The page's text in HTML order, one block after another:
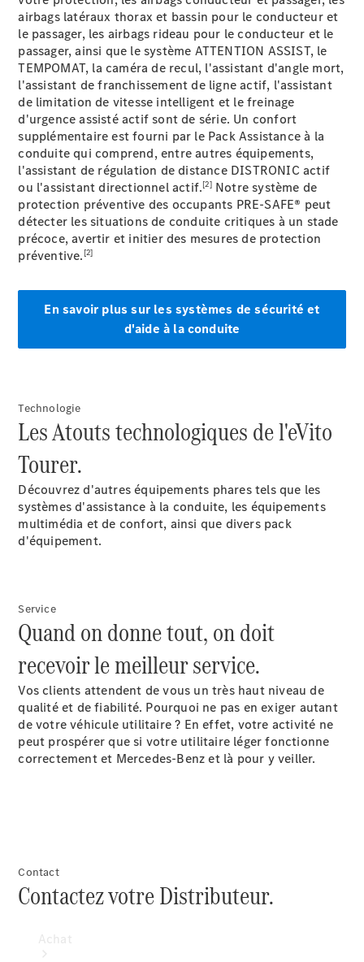
Cabine
simple
eSprinter
Plateau
Électrique
Configurez
votre
véhicule
Trouvez un
véhicule
neuf en
stock
eVito
eVito
Tourer
Configurez
votre
véhicule
Trouvez un
véhicule
Véhicules
particuliers
Configurez votre
véhicule
Trouvez un véhicule
neuf en stock
airbags latéraux thorax et bassin pour le conducteur et
le passager, les airbags rideau pour le conducteur et le
passager, ainsi que le système ATTENTION ASSIST, le
TEMPOMAT, la caméra de recul, l'assistant d'angle mort,
l'assistant de franchissement de ligne actif, l'assistant
de limitation de vitesse intelligent et le freinage
d'urgence assisté actif sont de série. Un confort
supplémentaire est fourni par le Pack Assistance à la
conduite qui comprend, entre autres équipements,
l'assistant de régulation de distance DISTRONIC actif
ou l'assistant directionnel actif.[2]Notre système de
protection préventive des occupants PRE-SAFE® peut
détecter les situations de conduite critiques à un stade
précoce, avertir et initier des mesures de protection
préventive. [2]
En savoir plus sur les systèmes de sécurité et
d'aide à la conduite
Technologie
Les Atouts technologiques de l'eVito
Tourer.
Découvrez d'autres équipements phares tels que les
systèmes d'assistance à la conduite, les équipements
multimédia et de confort, ainsi que divers pack
d'équipement.
Service
Quand on donne tout, on doit
recevoir le meilleur service.
Vos clients attendent de vous un très haut niveau de
qualité et de fiabilité. Pourquoi ne pas en exiger autant
de votre véhicule utilitaire ? En effet, votre activité ne
peut prospérer que si votre utilitaire léger fonctionne
correctement et Mercedes-Benz et là pour y veiller.
Contact
Contactez votre Distributeur.